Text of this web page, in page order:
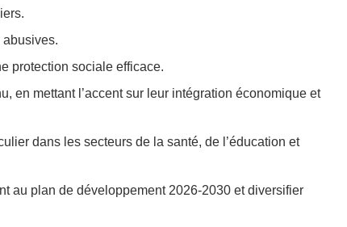
abusives.
protection sociale efficace.
en mettant l’accent sur leur intégration économique et
dans les secteurs de la santé, de l’éducation et
au plan de développement 2026-2030 et diversifier